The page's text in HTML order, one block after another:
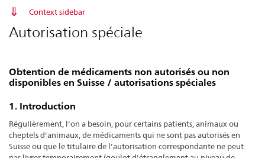
Context sidebar
Autorisation spéciale
Obtention de médicaments non autorisés ou non
disponibles en Suisse / autorisations spéciales
1. Introduction
Régulièrement, l'on a besoin, pour certains patients, animaux ou
cheptels d'animaux, de médicaments qui ne sont pas autorisés en
Suisse ou que le titulaire de l'autorisation correspondante ne peut